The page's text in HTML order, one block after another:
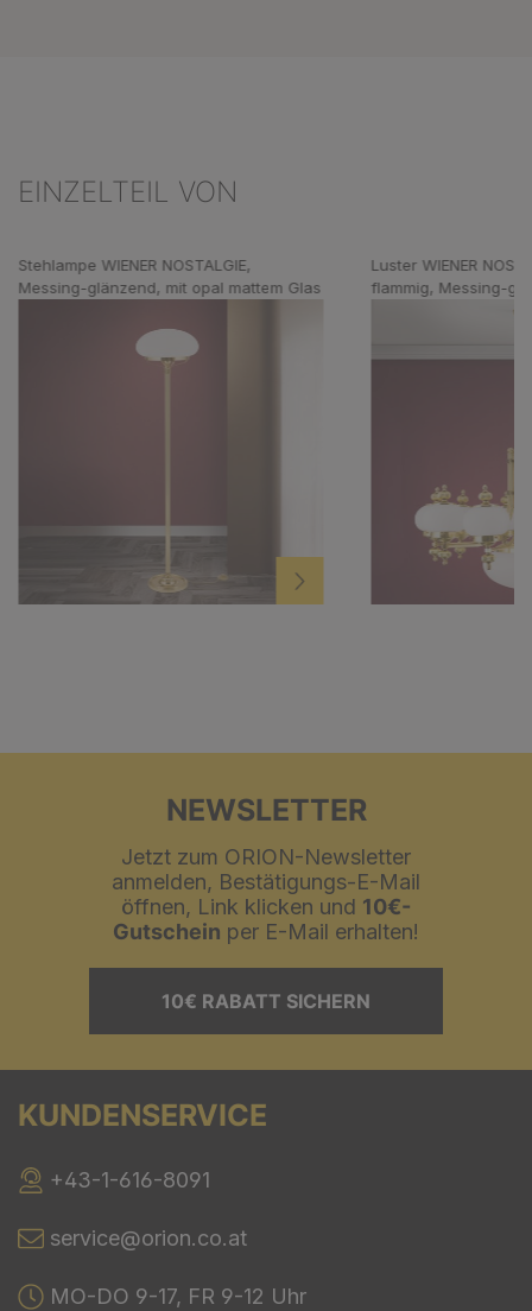
EINZELTEIL VON
Stehlampe WIENER NOSTALGIE,
Messing-glänzend, mit opal mattem Glas
Luster WIENER
flammig, Messing-
matten Gläsern,
NEWSLETTER
Jetzt zum ORION-Newsletter
anmelden, Bestätigungs-E-Mail
öffnen, Link klicken und 10€-
Gutschein per E-Mail erhalten!
10€ RABATT SICHERN
KUNDENSERVICE
+43-1-616-8091
service@orion.co.at
MO-DO 9-17, FR 9-12 Uhr